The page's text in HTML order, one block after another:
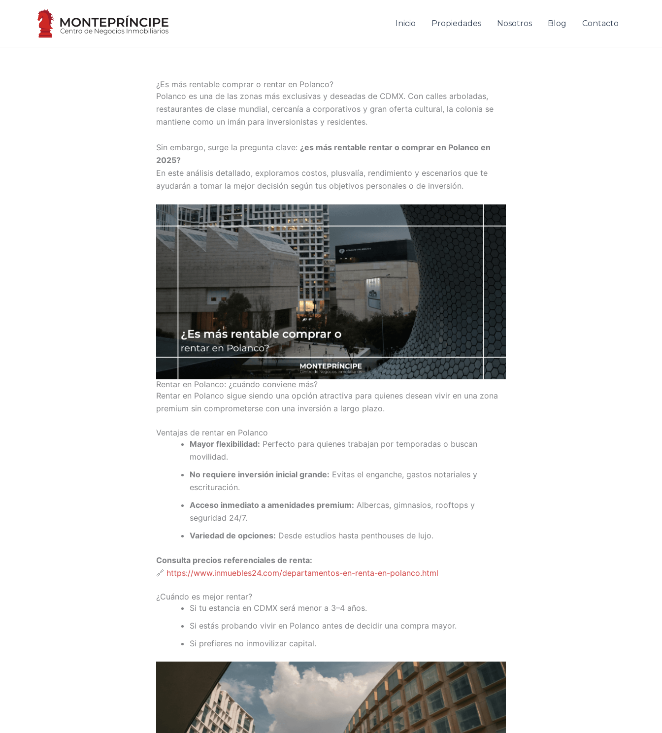
Inicio Propiedades Nosotros Blog Contacto
¿Es más rentable comprar o rentar en Polanco?
Polanco es una de las zonas más exclusivas y deseadas de CDMX. Con calles arboladas,
restaurantes de clase mundial, cercanía a corporativos y gran oferta cultural, la colonia se
mantiene como un imán para inversionistas y residentes.
Sin embargo, surge la pregunta clave: ¿es más rentable rentar o comprar en Polanco en
2025?
En este análisis detallado, exploramos costos, plusvalía, rendimiento y escenarios que te
ayudarán a tomar la mejor decisión según tus objetivos personales o de inversión.
Rentar en Polanco: ¿cuándo conviene más?
Rentar en Polanco sigue siendo una opción atractiva para quienes desean vivir en una zona
premium sin comprometerse con una inversión a largo plazo.
Ventajas de rentar en Polanco
Mayor flexibilidad: Perfecto para quienes trabajan por temporadas o buscan
movilidad.
No requiere inversión inicial grande: Evitas el enganche, gastos notariales y
escrituración.
Acceso inmediato a amenidades premium: Albercas, gimnasios, rooftops y
seguridad 24/7.
Variedad de opciones: Desde estudios hasta penthouses de lujo.
Consulta precios referenciales de renta:
🔗 https://www.inmuebles24.com/departamentos-en-renta-en-polanco.html
¿Cuándo es mejor rentar?
Si tu estancia en CDMX será menor a 3–4 años.
Si estás probando vivir en Polanco antes de decidir una compra mayor.
Si prefieres no inmovilizar capital.